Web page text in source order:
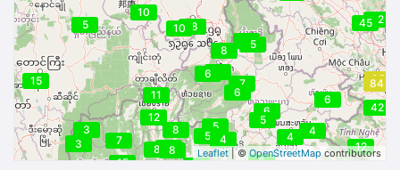
5
5
5
4
42
6
16
6
6
6
4
42
12
12
84
8
3 4
18
7
6
5
45
15
12
95
8
3
8
7
11
5
8
3
15
10
8
10
Leaflet | ©OpenStreetMap contributors